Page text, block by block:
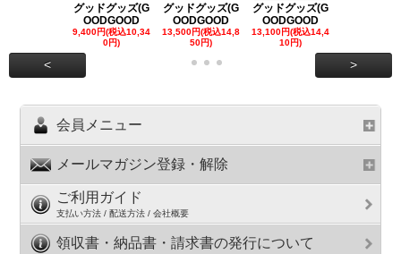
グッドグッズ(G
OODGOOD
9,400円(税込10,34
0円)
グッドグッズ(G
OODGOOD
13,500円(税込14,8
50円)
グッドグッズ(G
OODGOOD
13,100円(税込14,4
10円)
< >
会員メニュー
メールマガジン登録・解除
ご利用ガイド
支払い方法 / 配送方法 / 会社概要
領収書・納品書・請求書の発行について